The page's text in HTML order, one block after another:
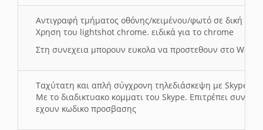
Αντιγραφή τμήματος οθόνης/κειμένου/φωτό σε δική
Χρηση του lightshot chrome. ειδικά για το chrome
Στη συνεχεια μπορουν ευκολα να προστεθουν στο Word
Ταχύτατη και απλή σύγχρονη τηλεδιάσκεψη με Skype
Με το διαδικτυακο κομματι του Skype. Επιτρέπει
εχουν κωδικο προσβασης